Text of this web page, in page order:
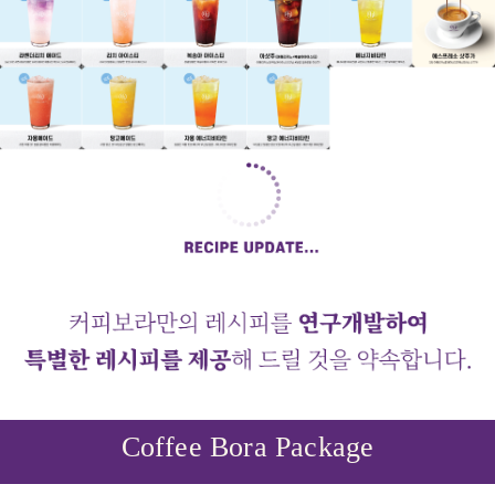
Coffee Bora Package